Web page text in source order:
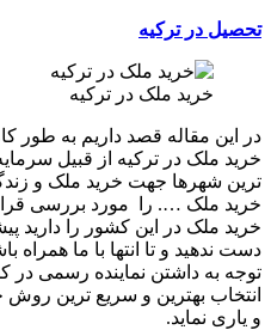
تحصیل در ترکیه
خرید ملک در ترکیه
در این مقاله قصد داریم به طور
خرید ملک در ترکیه از قبیل
ترین شهرها جهت خرید ملک و
خرید ملک …. را مورد بررسی
خرید ملک در این کشور را دارید
دست ندهید و تا انتها با ما همراه
توجه به داشتن نماینده رسمی در
انتخاب بهترین و سریع ترین
و یاری نماید.